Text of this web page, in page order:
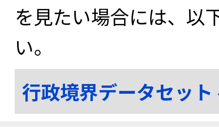
を見たい場合には、以
い。
行政境界データセッ